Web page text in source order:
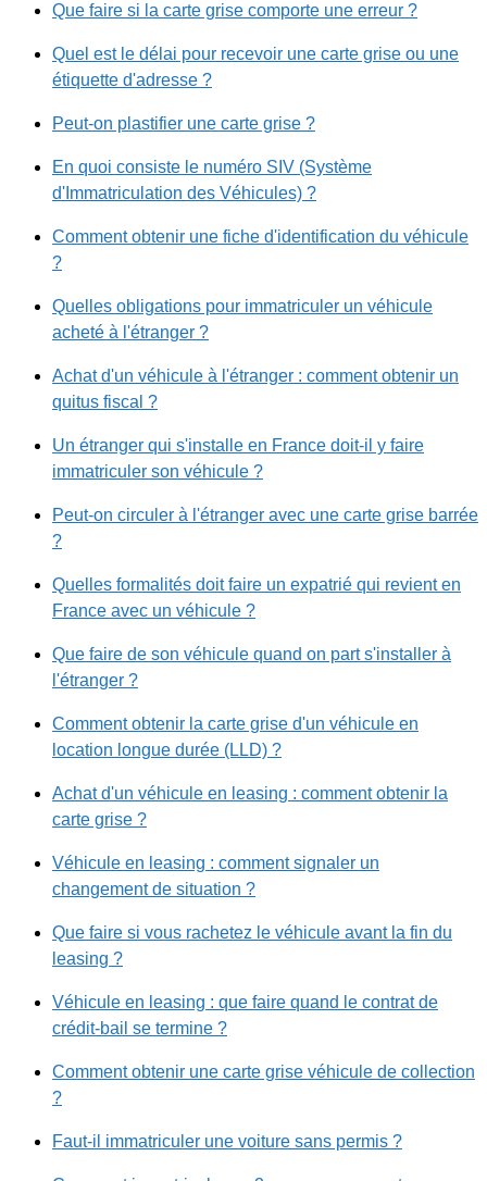
Que faire si la carte grise comporte une erreur ?
Quel est le délai pour recevoir une carte grise ou une
étiquette d'adresse ?
Peut-on plastifier une carte grise ?
En quoi consiste le numéro SIV (Système
d'Immatriculation des Véhicules) ?
Comment obtenir une fiche d'identification du véhicule
?
Quelles obligations pour immatriculer un véhicule
acheté à l'étranger ?
Achat d'un véhicule à l'étranger : comment obtenir un
quitus fiscal ?
Un étranger qui s'installe en France doit-il y faire
immatriculer son véhicule ?
Peut-on circuler à l'étranger avec une carte grise barrée
?
Quelles formalités doit faire un expatrié qui revient en
France avec un véhicule ?
Que faire de son véhicule quand on part s'installer à
l'étranger ?
Comment obtenir la carte grise d'un véhicule en
location longue durée (LLD) ?
Achat d'un véhicule en leasing : comment obtenir la
carte grise ?
Véhicule en leasing : comment signaler un
changement de situation ?
Que faire si vous rachetez le véhicule avant la fin du
leasing ?
Véhicule en leasing : que faire quand le contrat de
crédit-bail se termine ?
Comment obtenir une carte grise véhicule de collection
?
Faut-il immatriculer une voiture sans permis ?